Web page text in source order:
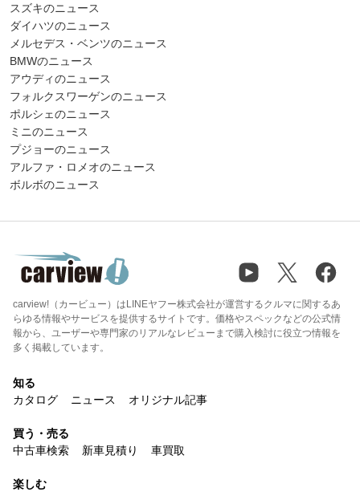
スズキのニュース
ダイハツのニュース
メルセデス・ベンツのニュース
BMWのニュース
アウディのニュース
フォルクスワーゲンのニュース
ポルシェのニュース
ミニのニュース
プジョーのニュース
アルファ・ロメオのニュース
ボルボのニュース
carview!（カービュー）はLINEヤフー株式会社が運営するクルマに関するあ
らゆる情報やサービスを提供するサイトです。価格やスペックなどの公式情
報から、ユーザーや専門家のリアルなレビューまで購入検討に役立つ情報を
多く掲載しています。
知る
カタログ
ニュース オリジナル記事
買う・売る
中古車検索
新車見積り 車買取
楽しむ